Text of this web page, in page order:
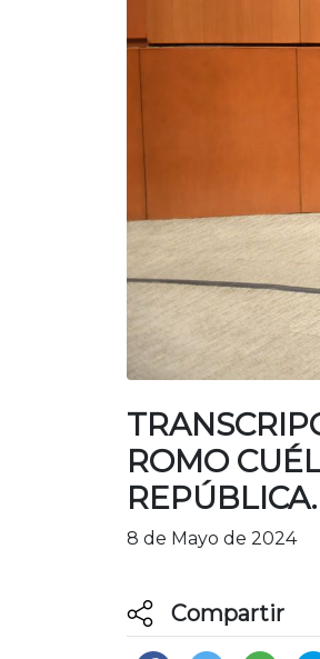
ROMO
REPÚBLICA.
8 de Mayo de 2024
Compartir